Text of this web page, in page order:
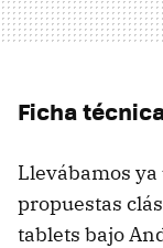
Ficha
Llevábamos
propuestas
tablets bajo